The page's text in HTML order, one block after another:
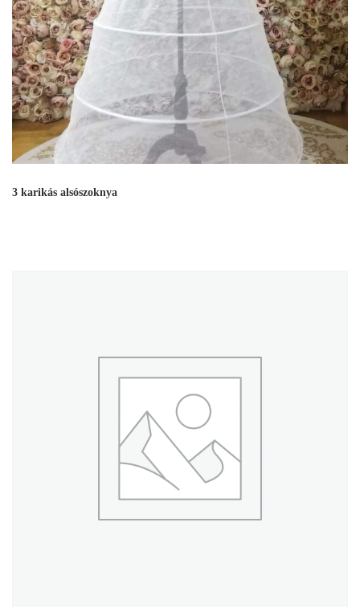
3 karikás alsószoknya